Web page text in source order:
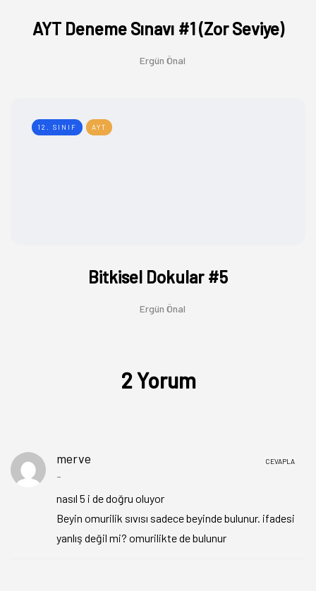
AYT Deneme Sınavı #1 (Zor Seviye)
Ergün Önal
12. SINIF AYT
Bitkisel Dokular #5
Ergün Önal
2 Yorum
CEVAPLA
merve
-
nasıl 5 i de doğru oluyor
Beyin omurilik sıvısı sadece beyinde bulunur. ifadesi
yanlış değil mi? omurilikte de bulunur